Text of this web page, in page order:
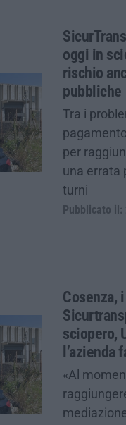
oggi in
rischio
pubbliche
Tra i
per
una errata
turni
Pubblicato
Cosenza,
sciopero,
l’azienda
«Al